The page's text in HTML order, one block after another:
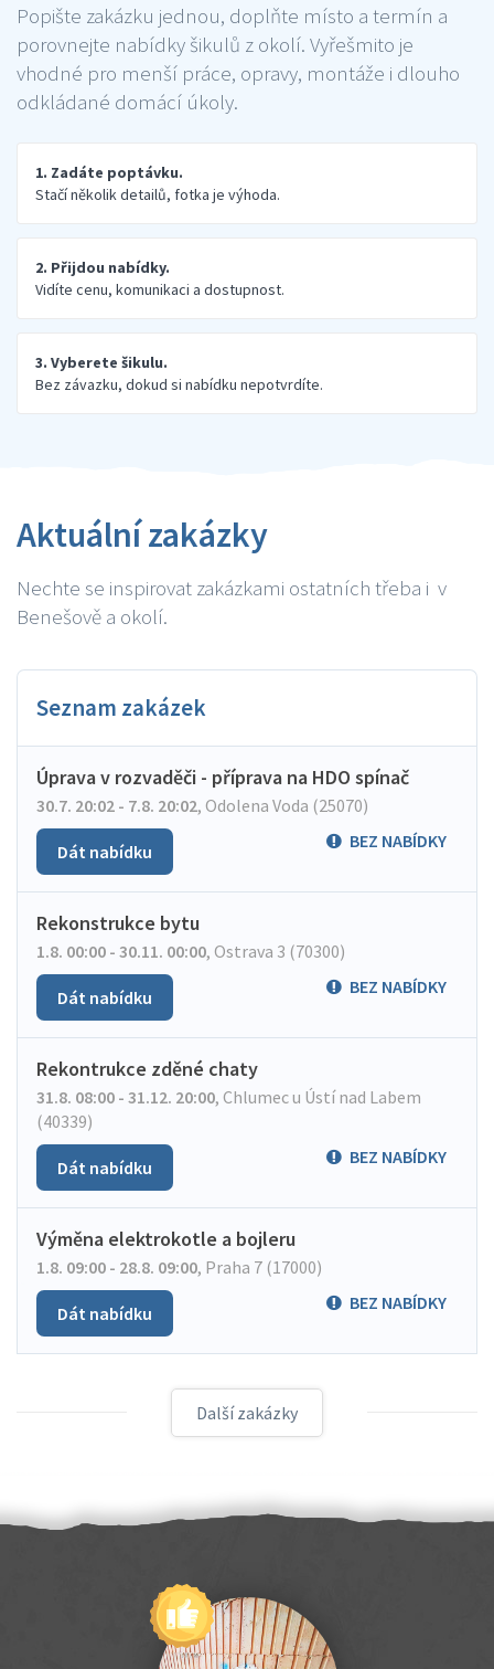
Popište zakázku jednou, doplňte místo a termín a
porovnejte nabídky šikulů z okolí. Vyřešmito je
vhodné pro menší práce, opravy, montáže i dlouho
odkládané domácí úkoly.
1. Zadáte poptávku.
Stačí několik detailů, fotka je výhoda.
2. Přijdou nabídky.
Vidíte cenu, komunikaci a dostupnost.
3. Vyberete šikulu.
Bez závazku, dokud si nabídku nepotvrdíte.
Aktuální zakázky
Nechte se inspirovat zakázkami ostatních třeba i v
Benešově a okolí.
Seznam zakázek
Úprava v rozvaděči - příprava na HDO spínač
30.7. 20:02 - 7.8. 20:02, Odolena Voda (25070)
BEZ NABÍDKY
Dát nabídku
Rekonstrukce bytu
1.8. 00:00 - 30.11. 00:00, Ostrava 3 (70300)
BEZ NABÍDKY
Dát nabídku
Rekontrukce zděné chaty
31.8. 08:00 - 31.12. 20:00, Chlumec u Ústí nad Labem
(40339)
BEZ NABÍDKY
Dát nabídku
Výměna elektrokotle a bojleru
1.8. 09:00 - 28.8. 09:00, Praha 7 (17000)
BEZ NABÍDKY
Dát nabídku
Další zakázky